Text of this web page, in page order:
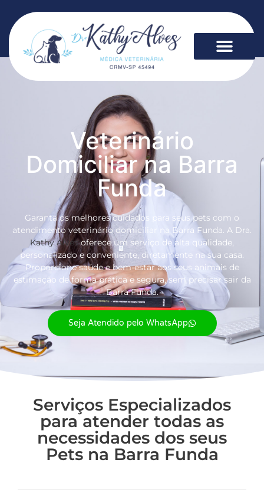
Veterinário
Domiciliar na Barra
Funda
Garanta os melhores cuidados para seus pets com o
atendimento veterinário domiciliar na Barra Funda. A Dra.
Kathy Alvesoferece um serviço de alta qualidade,
personalizado e conveniente, diretamente na sua casa.
Proporcione saúde e bem-estar aos seus animais de
estimação de forma prática e segura, sem precisar sair da
Barra Funda.
Seja Atendido pelo WhatsApp
Serviços Especializados
para atender todas as
necessidades dos seus
Pets na Barra Funda